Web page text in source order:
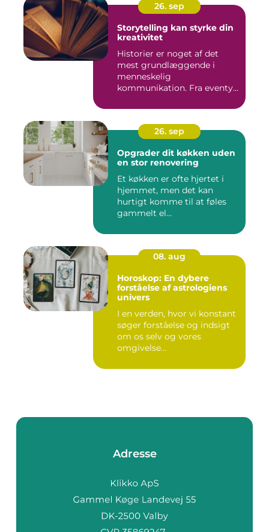
26. sep
Storytelling kan styrke din
kreativitet
Historier er noget af det
mest grundlæggende i
menneskelig
kommunikation. Fra eventyr
26. sep
Opgrader dit køkken uden
en stor renovering
Et køkken er ofte hjertet i
hjemmet, men det kan
hurtigt komme til at føles
gammelt el...
08. aug
Horoskop: En dybere
forståelse af astrologiens
univers
I en verden, hvor vi konstant
søger forståelse og indsigt
om os selv og vores
omgivelse...
Adresse